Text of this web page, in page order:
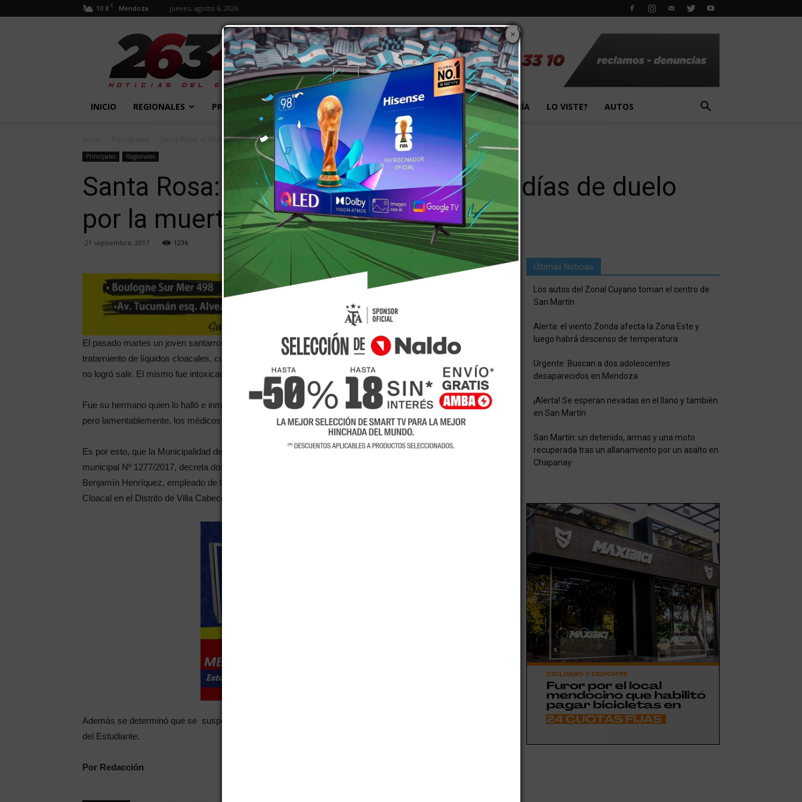
10.8 C Mendoza jueves, agosto 6, 2026
2634
Diario
INICIO REGIONALES PROVINCIALES EXTRA! MUNDO PAÍS EVENTOS TECNOLOGÍA LO VISTE? AUTOS
Santa Rosa: el Municipio decretó dos días de duelo por la muerte...
Principales Regionales
Santa Rosa: el Municipio decretó dos días de duelo
por la muerte del joven operario
21 septiembre, 2017 1236
El pasado martes un joven santarrosino perdió la vida mientras realizaba su trabajo en la planta de
tratamiento de líquidos cloacales, cuando ingresó a una cámara con una profundidad de cuatro metros y
no logró salir. El mismo fue intoxicado con ácido sulfúrico emanado por materia fecal.
Fue su hermano quien lo halló e inmediatamente fue trasladado al hospital con un paro cardiorrespiratorio,
pero lamentablemente, los médicos no pudieron salvar su vida.
Es por esto, que la Municipalidad de Santa Rosa, a cargo de la Intendente Norma Trigo, según la norma
municipal Nº 1277/2017, decreta dos días de duelo departamental por el fallecimiento de Armando
Benjamín Henríquez, empleado de la Empresa Lauggero, encargada de llevar a cabo la obra del Sistema
Cloacal en el Distrito de Villa Cabecera, Santa Rosa.
Además se determinó que se suspenderán todas las actividades festivas de hoy relacionadas con el Día
del Estudiante.
Por Redacción
×
Últimas Noticias
Los autos del Zonal Cuyano toman el centro de
San Martín
Alerta: el viento Zonda afecta la Zona Este y
luego habrá descenso de temperatura
Urgente: Buscan a dos adolescentes
desaparecidos en Mendoza
¡Alerta! Se esperan nevadas en el llano y también
en San Martín
San Martín: un detenido, armas y una moto
recuperada tras un allanamiento por un asalto en
Chapanay